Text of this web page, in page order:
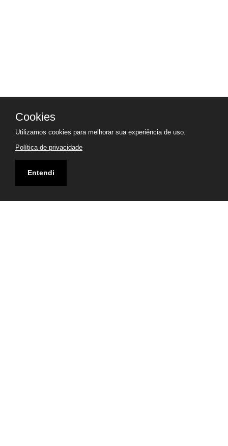
Cookies
Utilizamos cookies para melhorar sua experiência de uso.
Política de privacidade
Entendi